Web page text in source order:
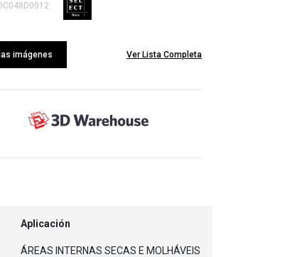
imágenes Ver Lista Completa
Aplicación
ÁREAS INTERNAS SECAS E MOLHÁVEIS